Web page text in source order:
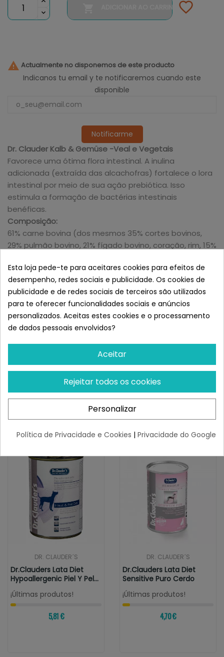
ADICIONAR AO CARRINHO
 Actualmente no disponemos de este producto
Indicanos tu email y te notificaremos cuando este
disponible
Notificarme
Dr. Clauder Kalb & Gemüse -Veal e Vegetais
Favorece uma ótima flora intestinal. A inulina
adicionada (extraída das alcachofras) fortalece o lora
intestinal por meio de sua ação prebiótica. Isso
estimula a formação de bactérias intestinais
benéficas.
Composição:
61% carne bovina (dos mesmos 35% cortes bovinos,
29% pulmão bovino, 21% fígado bovino, coração, rim, 15%
ervilha, feijão 4%, minerais 1% .
Componentes analíticos:
Proteína bruta: 9,0%, óleos e gorduras: 6,0%, fibra bruta:
0,5%, cinza bruta: 2,0%, umidade: 78,0%.
Aditivos / Kg:
Vitamina A (E672) 2.500 UI, Vitamina D3 (E671) 250 UI,
Vitamina E 25mg.
Conselhos de administração:
1/2 lata até 5 kg, 1 lata até 15 kg, 1 lata 1/2 até 25 kg e 3
latas até 40 kg de peso corporal. Também pode ser
dado como recompensa ou para ajudar a tornar os
alimentos secos mais saborosos.
Semelhante a Dr.Clauder´s Perro
DR. CLAUDER´S
Dr.Clauders Lata Diet
Hypoallergenic Piel Y Pelo
¡Últimas produtos!
5,81 €
DR. CLAUDER´S
Dr.Clauders Lata Diet
Sensitive Puro Cerdo
¡Últimas produtos!
4,70 €
Esta loja pede-te para aceitares cookies para efeitos de
desempenho, redes sociais e publicidade. Os cookies de
publicidade e de redes sociais de terceiros são utilizados
para te oferecer funcionalidades sociais e anúncios
personalizados. Aceitas estes cookies e o processamento
de dados pessoais envolvidos?
Aceitar
Rejeitar todos os cookies
Personalizar
Política de Privacidade e Cookies | Privacidade do Google